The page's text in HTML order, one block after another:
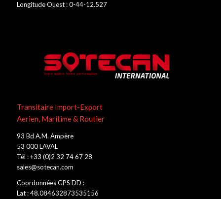
Longitude Ouest : 0-44-12.527
Transitaire Import-Export
Aerien, Maritime & Routier
93 Bd A.M. Ampère
53 000 LAVAL
Tél : +33 (0)2 32 74 67 28
sales@sotecan.com
Coordonnées GPS DD :
Lat : 48.084632873535156